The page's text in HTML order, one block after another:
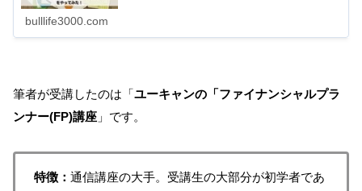
bulllife3000.com
筆者が受講したのは「 ユーキャンの「ファイナンシャルプラ
ンナー(FP)講座 」です。
特徴： 通信講座の大手。受講生の大部分が初学者であ